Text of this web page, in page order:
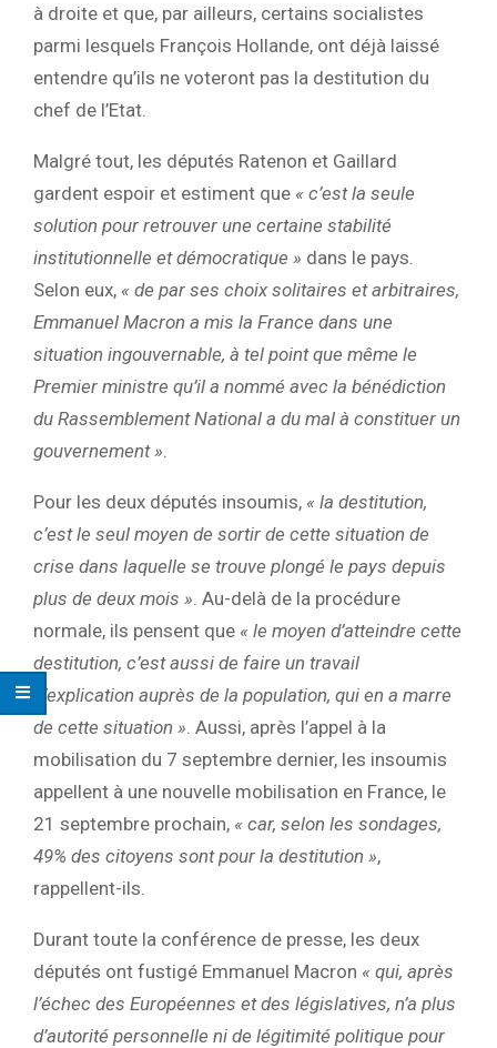
à droite et que, par ailleurs, certains socialistes
parmi lesquels François Hollande, ont déjà laissé
entendre qu’ils ne voteront pas la destitution du
chef de l’Etat.
Malgré tout, les députés Ratenon et Gaillard
gardent espoir et estiment que « c’est la seule
solution pour retrouver une certaine stabilité
institutionnelle et démocratique » dans le pays.
Selon eux, « de par ses choix solitaires et arbitraires,
Emmanuel Macron a mis la France dans une
situation ingouvernable, à tel point que même le
Premier ministre qu’il a nommé avec la bénédiction
du Rassemblement National a du mal à constituer un
gouvernement »
Pour les deux députés insoumis, « la destitution,
c’est le seul moyen de sortir de cette situation de
crise dans laquelle se trouve plongé le pays depuis
plus de deux mois » . Au-delà de la procédure
normale, ils pensent que « le moyen d’atteindre cette
destitution, c’est aussi de faire un travail
d’explication auprès de la population, qui en a marre
de cette situation » . Aussi, après l’appel à la
mobilisation du 7 septembre dernier, les insoumis
appellent à une nouvelle mobilisation en France, le
21 septembre prochain, « car, selon les sondages,
49% des citoyens sont pour la destitution »,
rappellent-ils.
Durant toute la conférence de presse, les deux
députés ont fustigé Emmanuel Macron « qui, après
l’échec des Européennes et des législatives, n’a plus
d’autorité personnelle ni de légitimité politique pour